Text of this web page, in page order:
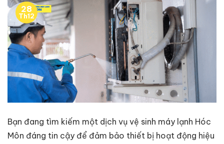
28
Th12
Bạn đang tìm kiếm một dịch vụ vệ sinh máy lạnh Hóc
Môn đáng tin cậy để đảm bảo thiết bị hoạt động hiệu